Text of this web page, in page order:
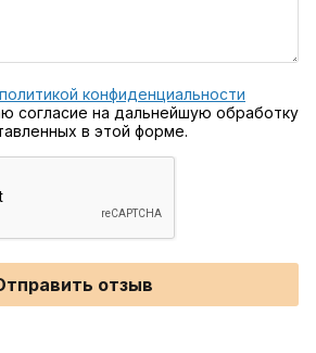
политикой конфиденциальности
согласие на дальнейшую обработку
в этой форме.
отзыв